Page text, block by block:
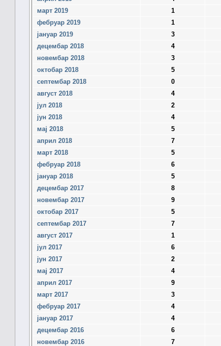
март 2019
1
фебруар 2019
1
јануар 2019
3
децембар 2018
4
новембар 2018
3
октобар 2018
5
септембар 2018
0
август 2018
4
јул 2018
2
јун 2018
4
мај 2018
5
април 2018
7
март 2018
5
фебруар 2018
6
јануар 2018
5
децембар 2017
8
новембар 2017
9
октобар 2017
5
септембар 2017
7
август 2017
1
јул 2017
6
јун 2017
2
мај 2017
4
април 2017
9
март 2017
3
фебруар 2017
4
јануар 2017
4
децембар 2016
6
новембар 2016
7